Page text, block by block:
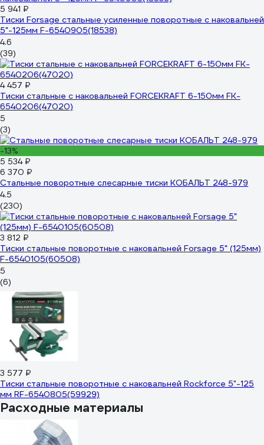
5 941 ₽
Тиски Forsage стальные усиленные поворотные с наковальней
5"-125мм F-6540905(18538)
4.6
(39)
4 457 ₽
Тиски стальные с наковальней FORCEKRAFT 6-150мм FK-
6540206(47020)
5
(3)
-13%
5 534 ₽
6 370 ₽
Стальные поворотные слесарные тиски КОБАЛЬТ 248-979
4.5
(230)
3 812 ₽
Тиски стальные поворотные с наковальней Forsage 5" (125мм)
F-6540105(60508)
5
(6)
3 577 ₽
Тиски стальные поворотные с наковальней Rockforce 5"-125
мм RF-6540805(59929)
Расходные материалы